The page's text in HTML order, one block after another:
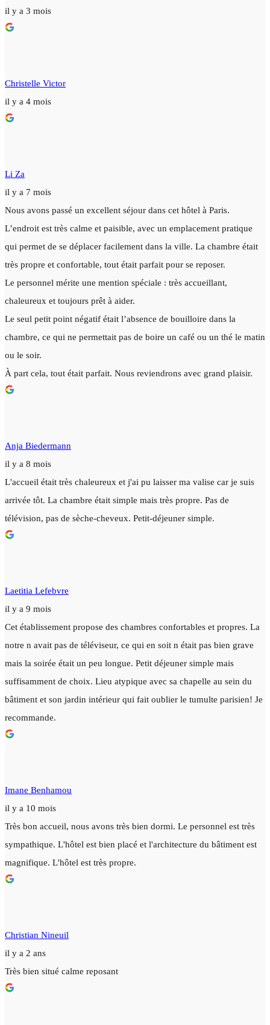
il y a 3 mois
Christelle Victor
il y a 4 mois
Li Za
il y a 7 mois
Nous avons passé un excellent séjour dans cet hôtel à Paris.
L’endroit est très calme et paisible, avec un emplacement pratique
qui permet de se déplacer facilement dans la ville. La chambre était
très propre et confortable, tout était parfait pour se reposer.
Le personnel mérite une mention spéciale : très accueillant,
chaleureux et toujours prêt à aider.
Le seul petit point négatif était l’absence de bouilloire dans la
chambre, ce qui ne permettait pas de boire un café ou un thé le matin
ou le soir.
À part cela, tout était parfait. Nous reviendrons avec grand plaisir.
Anja Biedermann
il y a 8 mois
L'accueil était très chaleureux et j'ai pu laisser ma valise car je suis
arrivée tôt. La chambre était simple mais très propre. Pas de
télévision, pas de sèche-cheveux. Petit-déjeuner simple.
Laetitia Lefebvre
il y a 9 mois
Cet établissement propose des chambres confortables et propres. La
notre n avait pas de téléviseur, ce qui en soit n était pas bien grave
mais la soirée était un peu longue. Petit déjeuner simple mais
suffisamment de choix. Lieu atypique avec sa chapelle au sein du
bâtiment et son jardin intérieur qui fait oublier le tumulte parisien! Je
recommande.
Imane Benhamou
il y a 10 mois
Très bon accueil, nous avons très bien dormi. Le personnel est très
sympathique. L'hôtel est bien placé et l'architecture du bâtiment est
magnifique. L'hôtel est très propre.
Christian Nineuil
il y a 2 ans
Très bien situé calme reposant